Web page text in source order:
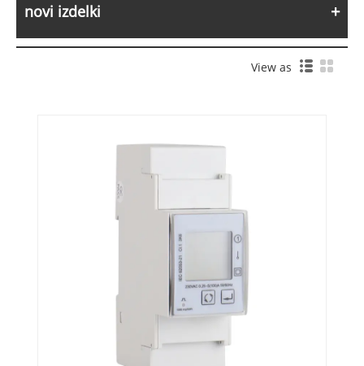
novi izdelki
View as